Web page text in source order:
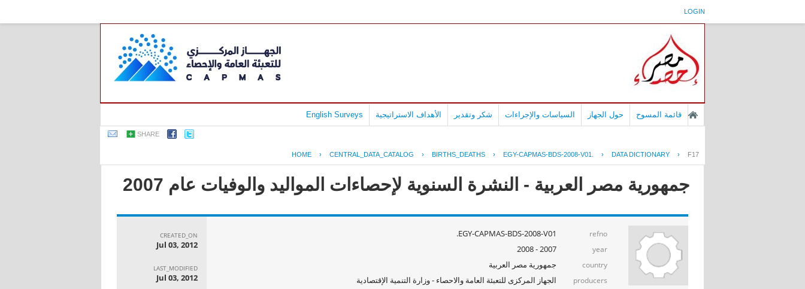
LOGIN
قائمة المسوح حول الجهاز السياسات والإجراءات شكر وتقدير الأهداف الاستراتيجية English Surveys
SHARE
HOME › CENTRAL_DATA_CATALOG › BIRTHS_DEATHS › EGY-CAPMAS-BDS-2008-V01. › DATA DICTIONARY › F17
جمهورية مصر العربية - النشرة السنوية لإحصاءات المواليد والوفيات عام 2007
refno
EGY-CAPMAS-BDS-2008-V01.
year
2007 - 2008
country جمهورية مصر العربية
producers الجهاز المركزى للتعبئة العامة والاحصاء - وزارة التنمية الإقتصادية
CREATED_ON
Jul 03, 2012
LAST_MODIFIED
Jul 03, 2012